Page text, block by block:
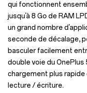
qui fonctionnent
jusqu'à 8 Go de RAM
un grand nombre
seconde de décalage,
basculer facilement
double voie du OnePlus
chargement plus
lecture / écriture.